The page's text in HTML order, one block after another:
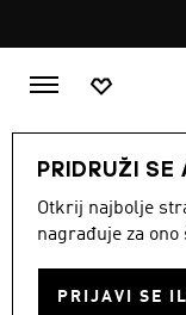
PRIDRUŽI SE
Otkrij najbolje
nagrađuje za ono
MUŠKARCI